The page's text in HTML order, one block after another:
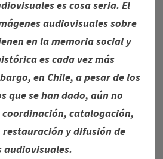
es cosa seria. El
audiovisuales sobre
en la memoria social y
es cada vez más
en Chile, a pesar de los
que se han dado, aún no
catalogación,
y difusión de
audiovisuales.